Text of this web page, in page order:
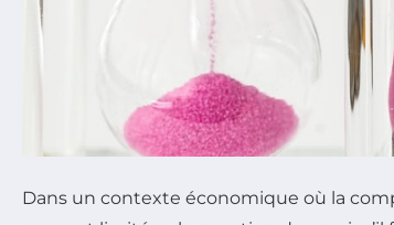
Dans un contexte économique où la